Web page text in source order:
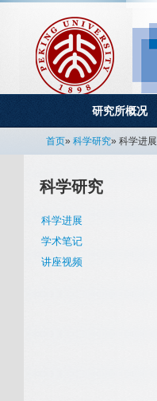
研究所概况
首页» 科学研究» 科学进展
科学研究
科学进展
学术笔记
讲座视频